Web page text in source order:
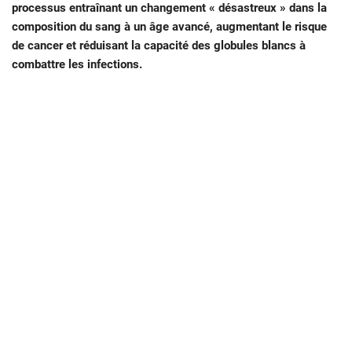
processus entraînant un changement « désastreux » dans la
composition du sang à un âge avancé, augmentant le risque
de cancer et réduisant la capacité des globules blancs à
combattre les infections.